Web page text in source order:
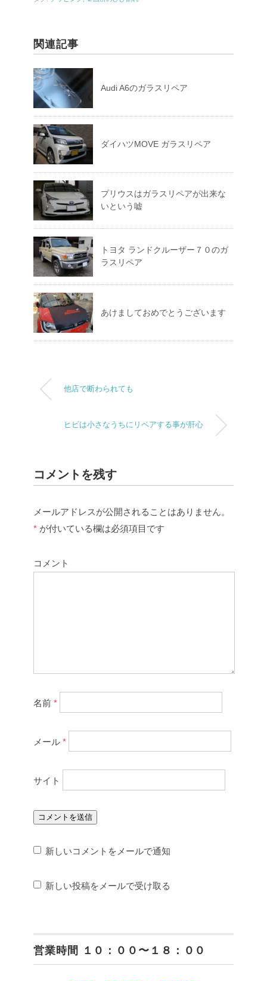
ン
き
ま
す
関連記事
Audi A6のガラスリペア
ダイハツMOVE ガラスリペア
プリウスはガラスリペアが出来な
いという嘘
トヨタ ランドクルーザー７０のガ
ラスリペア
あけましておめでとうございます
他店で断わられても
ヒビは小さなうちにリペアする事が肝心
コメントを残す
メールアドレスが公開されることはありません。
* が付いている欄は必須項目です
コメント
名前 *
メール *
サイト
新しいコメントをメールで通知
新しい投稿をメールで受け取る
営業時間 １０：００〜１８：００